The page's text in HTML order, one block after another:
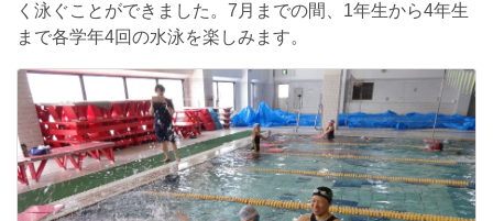
く泳ぐことができました。7月までの間、1年生から4年生
まで各学年4回の水泳を楽しみます。